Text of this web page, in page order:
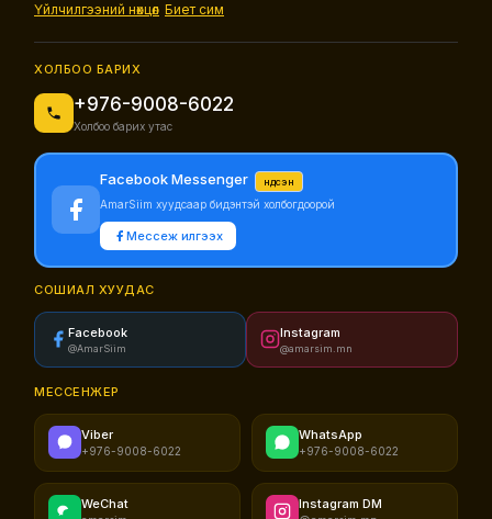
Үйлчилгээний нөхцөл Биет сим
ХОЛБОО БАРИХ
+976-9008-6022
Холбоо барих утас
Facebook Messenger Үндсэн
AmarSiim хуудсаар бидэнтэй холбогдоорой
Мессеж илгээх
СОШИАЛ ХУУДАС
Facebook
@AmarSiim
Instagram
@amarsim.mn
МЕССЕНЖЕР
Viber
+976-9008-6022
WhatsApp
+976-9008-6022
WeChat Instagram DM